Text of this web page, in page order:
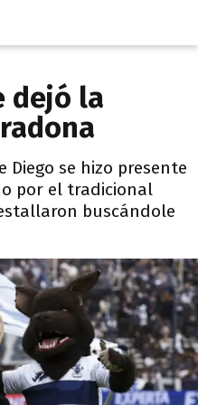
dejó la
Diego se hizo presente
por el tradicional
buscándole